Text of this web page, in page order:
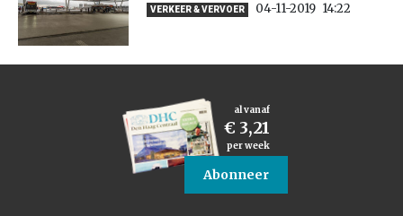
VERKEER & VERVOER 04-11-2019 14:22
al vanaf
€ 3,21
per week
Abonneer